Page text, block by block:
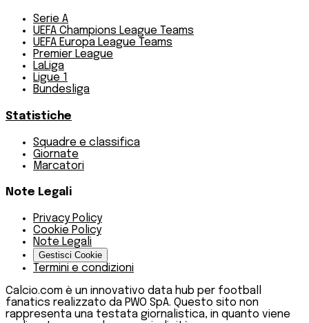
Serie A
UEFA Champions League Teams
UEFA Europa League Teams
Premier League
LaLiga
Ligue 1
Bundesliga
Statistiche
Squadre e classifica
Giornate
Marcatori
Note Legali
Privacy Policy
Cookie Policy
Note Legali
Gestisci Cookie
Termini e condizioni
Calcio.com è un innovativo data hub per football
fanatics realizzato da PWO SpA. Questo sito non
rappresenta una testata giornalistica, in quanto viene